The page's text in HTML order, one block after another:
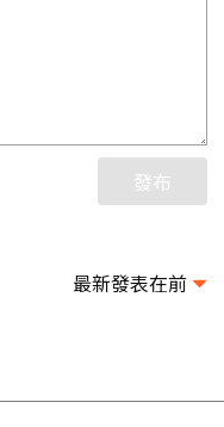
發布
最新發表在前